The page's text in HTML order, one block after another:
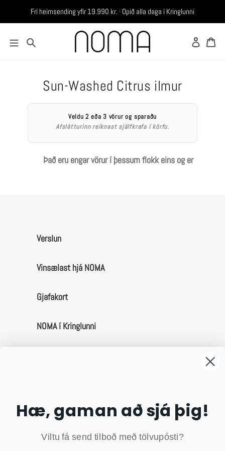
Frí heimsending yfir 19.990 kr. · Opið alla daga í Kringlunni
Skrá
Sun-Washed Citrus ilmur
Veldu 2 eða 3 vörur og sparaðu
Afslátturinn reiknast sjálfkrafa í körfu.
Það eru engar vörur í þessum flokk eins og er
Verslun
Vinsælast hjá NOMA
Gjafakort
NOMA í Kringlunni
Algengar spurningar
Skilmálar
Hæ, gaman að sjá þig!
Viltu fá send tilboð með tölvupósti?